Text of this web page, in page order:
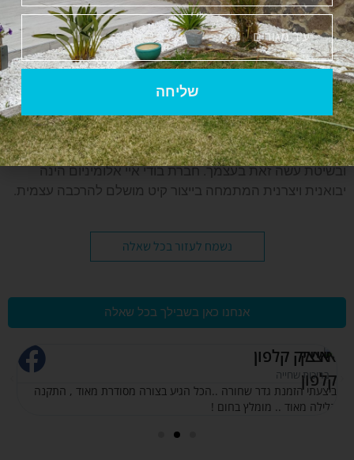
כל התמונות המוצגות באתר הינם להמחשה בלבד
חברת בודי איי אלומיניום הינה חברת בת של חברת בודי מ.
בע"מ שהוקמה בשנת 1996 המובילה בתחום פרזול פרגולות
אלומיניום, גדרות אלומיניום, שערי אלומיניום בסיטונאות
ובשיטת עשה זאת בעצמך. חברת בודי איי אלומיניום הינה
יבואנית ויצרנית המתמחה בייצור קיט מושלם להרכבה עצמית.
נשמח לעזור בכל שאלה
אנחנו כאן בשבילך בכל שאלה
איציק קלפון
בריכות שחייה
ביצעתי הזמנת גדר שחורה ..הכל הגיע בצורה מסודרת מאוד , התקנה
קלילה מאוד .. מומלץ בחום !
שליחה